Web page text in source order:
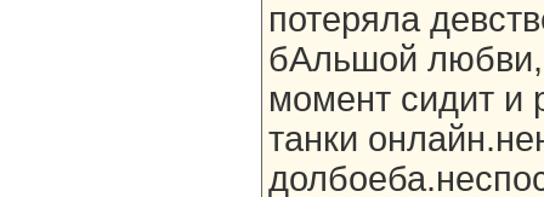
потеряла
бАльшой
момент сидит и
танки